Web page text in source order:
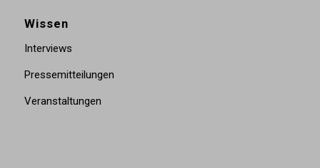
Wissen
Interviews
Pressemitteilungen
Veranstaltungen